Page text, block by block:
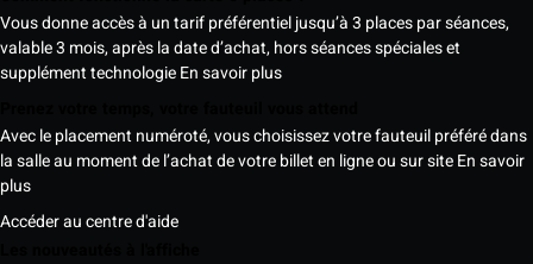
Vous donne accès à un tarif préférentiel jusqu’à 3 places par séances,
valable 3 mois, après la date d’achat, hors séances spéciales et
supplément technologieEn savoir plus
Avec le placement numéroté, vous choisissez votre fauteuil préféré dans
la salle au moment de l’achat de votre billet en ligne ou sur siteEn savoir
plus
Accéder au centre d'aide